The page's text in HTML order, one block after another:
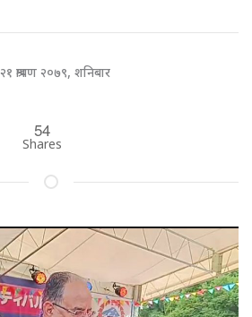
२१ श्रावण २०७९, शनिबार
54
Shares